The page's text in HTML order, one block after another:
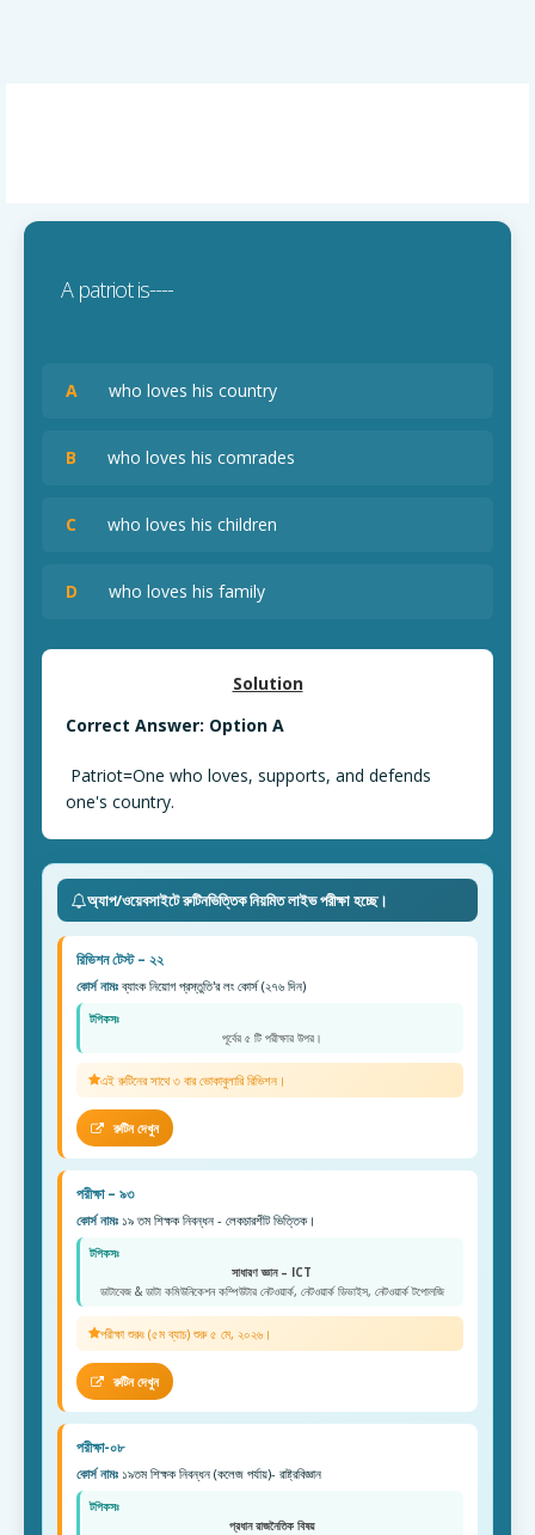
A patriot is----
A who loves his country
B who loves his comrades
C who loves his children
D who loves his family
Solution
Correct Answer: Option A
Patriot=One who loves, supports, and defends
one's country.
অ্যাপ/ওয়েবসাইটে রুটিনভিত্তিক নিয়মিত লাইভ পরীক্ষা হচ্ছে।
রিভিশন টেস্ট – ২২
কোর্স নামঃব্যাংক নিয়োগ প্রস্তুতি'র লং কোর্স (২৭৬ দিন)
টপিকসঃ
পূর্বের ৫ টি পরীক্ষার উপর।
এই রুটিনের সাথে ৩ বার ভোকাবুলারি রিভিশন।
রুটিন দেখুন
পরীক্ষা – ৯৩
কোর্স নামঃ ১৯ তম শিক্ষক নিবন্ধন - লেকচারশীট ভিত্তিক।
টপিকসঃ
সাধারণ জ্ঞান – ICT
ডাটাবেজ & ডাটা কমিউনিকেশন কম্পিউটার নেটওয়ার্ক, নেটওয়ার্ক ডিভাইস, নেটওয়ার্ক টপোলজি
পরীক্ষা শুরুঃ (৫ম ব্যাচ) শুরু ৫ মে, ২০২৬।
রুটিন দেখুন
পরীক্ষা-০৮
কোর্স নামঃ ১৯তম শিক্ষক নিবন্ধন (কলেজ পর্যায়)- রাষ্ট্রবিজ্ঞান
টপিকসঃ
প্রধান রাজনৈতিক বিষয়